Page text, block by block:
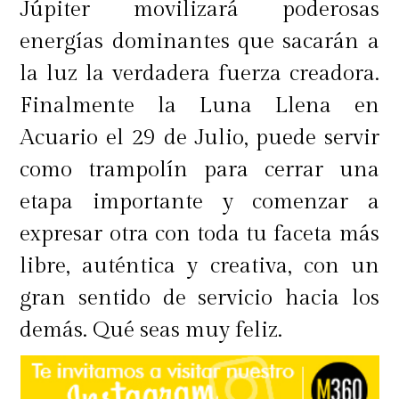
visión cósmica. Crece la idea de
identificarse con un grupo
determinado para abordar temas
que mejoren el bienestar de todo el
mundo. Pueden nacer ideas
radicales que llevan a la sociedad a
inyectar estrategias antes no vistas.
Es momento de amarse como
humanidad! Amar la Libertad, amar
y amar hasta morir, como dice
alguna canción.
Júpiter movilizará poderosas
energías dominantes que sacarán a
la luz la verdadera fuerza creadora.
Finalmente la Luna Llena en
Acuario el 29 de Julio, puede servir
como trampolín para cerrar una
etapa importante y comenzar a
expresar otra con toda tu faceta más
libre, auténtica y creativa, con un
gran sentido de servicio hacia los
demás. Qué seas muy feliz.